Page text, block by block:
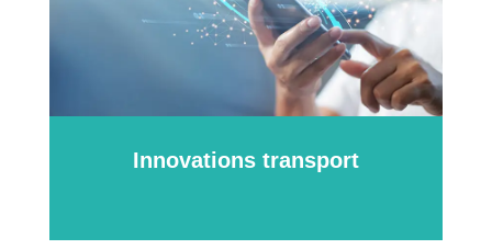
Innovations transport